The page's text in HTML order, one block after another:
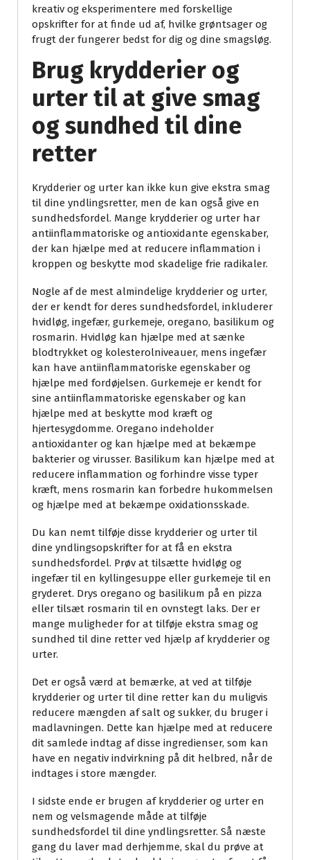
kreativ og eksperimentere med forskellige
opskrifter for at finde ud af, hvilke grøntsager og
frugt der fungerer bedst for dig og dine smagsløg.
Brug krydderier og
urter til at give smag
og sundhed til dine
retter
Krydderier og urter kan ikke kun give ekstra smag
til dine yndlingsretter, men de kan også give en
sundhedsfordel. Mange krydderier og urter har
antiinflammatoriske og antioxidante egenskaber,
der kan hjælpe med at reducere inflammation i
kroppen og beskytte mod skadelige frie radikaler.
Nogle af de mest almindelige krydderier og urter,
der er kendt for deres sundhedsfordel, inkluderer
hvidløg, ingefær, gurkemeje, oregano, basilikum og
rosmarin. Hvidløg kan hjælpe med at sænke
blodtrykket og kolesterolniveauer, mens ingefær
kan have antiinflammatoriske egenskaber og
hjælpe med fordøjelsen. Gurkemeje er kendt for
sine antiinflammatoriske egenskaber og kan
hjælpe med at beskytte mod kræft og
hjertesygdomme. Oregano indeholder
antioxidanter og kan hjælpe med at bekæmpe
bakterier og virusser. Basilikum kan hjælpe med at
reducere inflammation og forhindre visse typer
kræft, mens rosmarin kan forbedre hukommelsen
og hjælpe med at bekæmpe oxidationsskade.
Du kan nemt tilføje disse krydderier og urter til
dine yndlingsopskrifter for at få en ekstra
sundhedsfordel. Prøv at tilsætte hvidløg og
ingefær til en kyllingesuppe eller gurkemeje til en
gryderet. Drys oregano og basilikum på en pizza
eller tilsæt rosmarin til en ovnstegt laks. Der er
mange muligheder for at tilføje ekstra smag og
sundhed til dine retter ved hjælp af krydderier og
urter.
Det er også værd at bemærke, at ved at tilføje
krydderier og urter til dine retter kan du muligvis
reducere mængden af ​​salt og sukker, du bruger i
madlavningen. Dette kan hjælpe med at reducere
dit samlede indtag af disse ingredienser, som kan
have en negativ indvirkning på dit helbred, når de
indtages i store mængder.
I sidste ende er brugen af ​​krydderier og urter en
nem og velsmagende måde at tilføje
sundhedsfordel til dine yndlingsretter. Så næste
gang du laver mad derhjemme, skal du prøve at